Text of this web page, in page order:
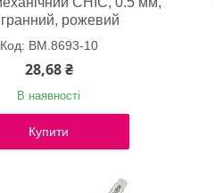
рожевий
BM.8693-10
28,68 ₴
В наявності
Купити